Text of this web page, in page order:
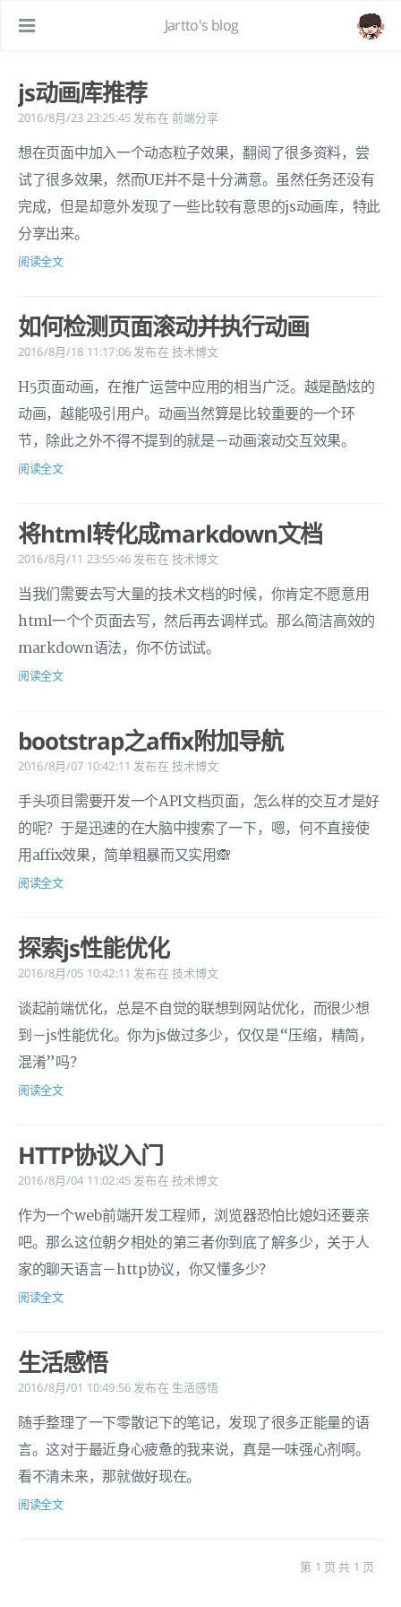
Jartto's blog
js动画库推荐
2016/8月/23 23:25:45 发布在 前端分享
想在页面中加入一个动态粒子效果，翻阅了很多资料，尝
试了很多效果，然而UE并不是十分满意。虽然任务还没有
完成，但是却意外发现了一些比较有意思的js动画库，特此
分享出来。
阅读全文
如何检测页面滚动并执行动画
2016/8月/18 11:17:06 发布在 技术博文
H5页面动画，在推广运营中应用的相当广泛。越是酷炫的
动画，越能吸引用户。动画当然算是比较重要的一个环
节，除此之外不得不提到的就是－动画滚动交互效果。
阅读全文
将html转化成markdown文档
2016/8月/11 23:55:46 发布在 技术博文
当我们需要去写大量的技术文档的时候，你肯定不愿意用
html一个个页面去写，然后再去调样式。那么简洁高效的
markdown语法，你不仿试试。
阅读全文
bootstrap之affix附加导航
2016/8月/07 10:42:11 发布在 技术博文
手头项目需要开发一个API文档页面，怎么样的交互才是好
的呢？于是迅速的在大脑中搜索了一下，嗯，何不直接使
用affix效果，简单粗暴而又实用🙈
阅读全文
探索js性能优化
2016/8月/05 10:42:11 发布在 技术博文
谈起前端优化，总是不自觉的联想到网站优化，而很少想
到－js性能优化。你为js做过多少，仅仅是“压缩，精简，
混淆”吗？
阅读全文
HTTP协议入门
2016/8月/04 11:02:45 发布在 技术博文
作为一个web前端开发工程师，浏览器恐怕比媳妇还要亲
吧。那么这位朝夕相处的第三者你到底了解多少，关于人
家的聊天语言－http协议，你又懂多少？
阅读全文
生活感悟
2016/8月/01 10:49:56 发布在 生活感悟
随手整理了一下零散记下的笔记，发现了很多正能量的语
言。这对于最近身心疲惫的我来说，真是一味强心剂啊。
看不清未来，那就做好现在。
阅读全文
第 1 页 共 1 页